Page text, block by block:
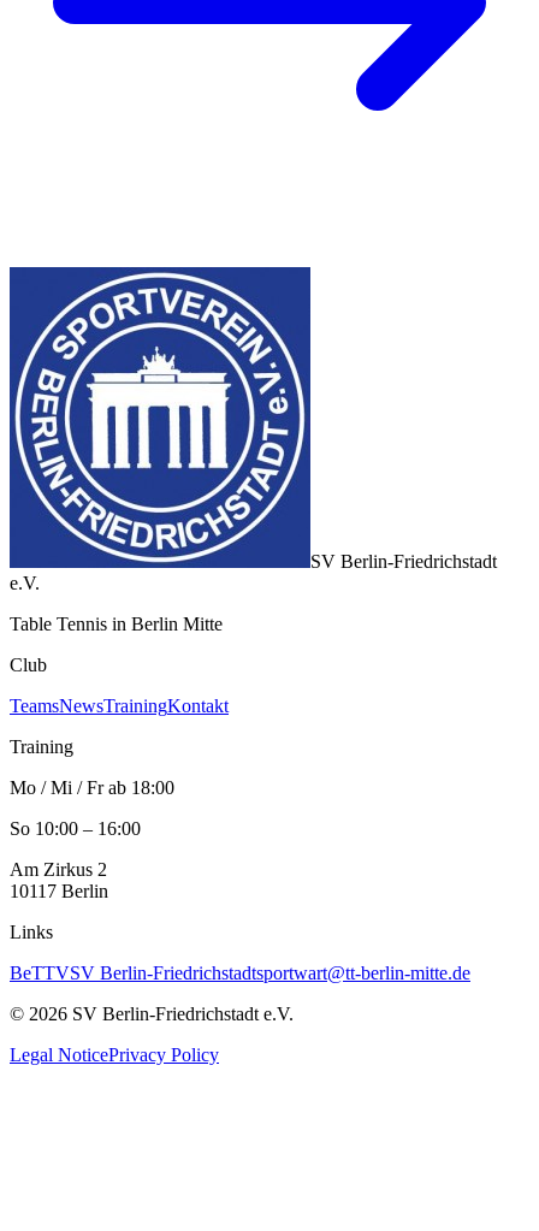
SV Berlin-Friedrichstadt
e.V.
Table Tennis in Berlin Mitte
Club
TeamsNewsTrainingKontakt
Training
Mo / Mi / Fr ab 18:00
So 10:00 – 16:00
Am Zirkus 2
10117 Berlin
Links
BeTTVSV Berlin-Friedrichstadtsportwart@tt-berlin-mitte.de
© 2026 SV Berlin-Friedrichstadt e.V.
Legal NoticePrivacy Policy